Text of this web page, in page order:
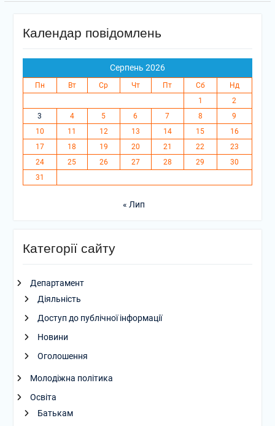
Календар повідомлень
Серпень 2026
Пн Вт Ср Чт Пт Сб
Нд
1
2
3
4 5 6 7 8
9
10
11 12 13 14 15
16
17
18 19 20 21 22
23
24
25 26 27 28 29
30
31
« Лип
Категорії сайту
Департамент
Діяльність
Доступ до публічної інформації
Новини
Оголошення
Молодіжна політика
Освіта
Батькам